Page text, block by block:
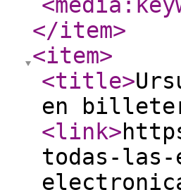
</item>
<item>
<title>
en
<link>
todas-